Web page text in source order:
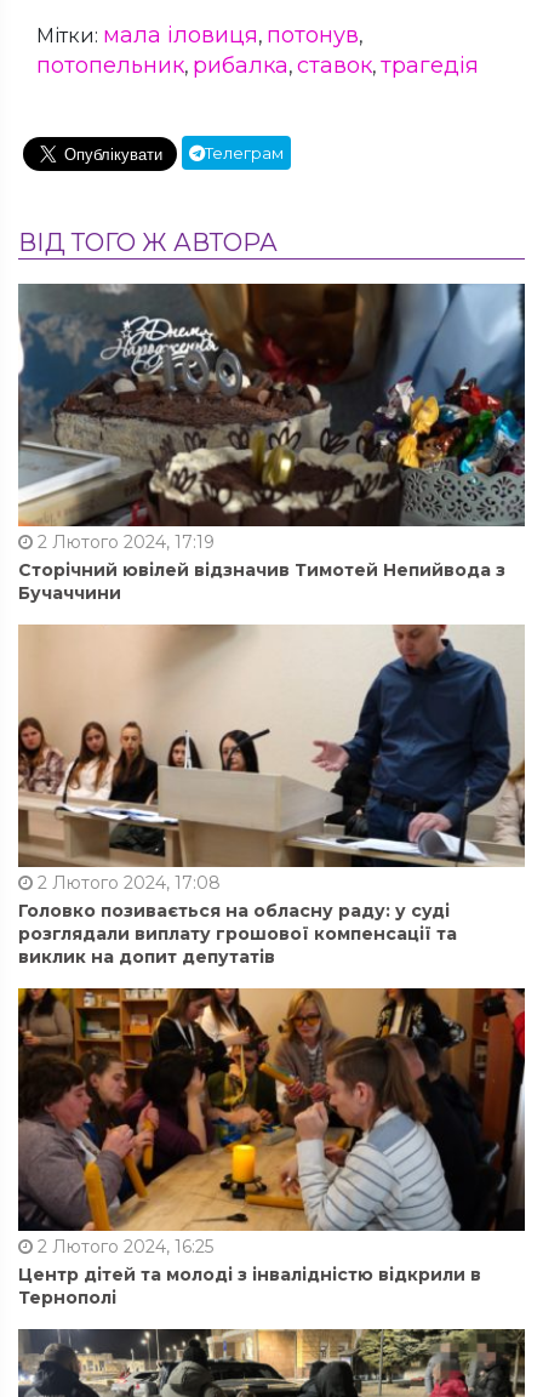
Мітки: мала іловиця, потонув,
потопельник, рибалка, ставок, трагедія
Телеграм
ВІД ТОГО Ж АВТОРА
2 Лютого 2024, 17:19
Сторічний ювілей відзначив Тимотей Непийвода з
Бучаччини
2 Лютого 2024, 17:08
Головко позивається на обласну раду: у суді
розглядали виплату грошової компенсації та
виклик на допит депутатів
2 Лютого 2024, 16:25
Центр дітей та молоді з інвалідністю відкрили в
Тернополі